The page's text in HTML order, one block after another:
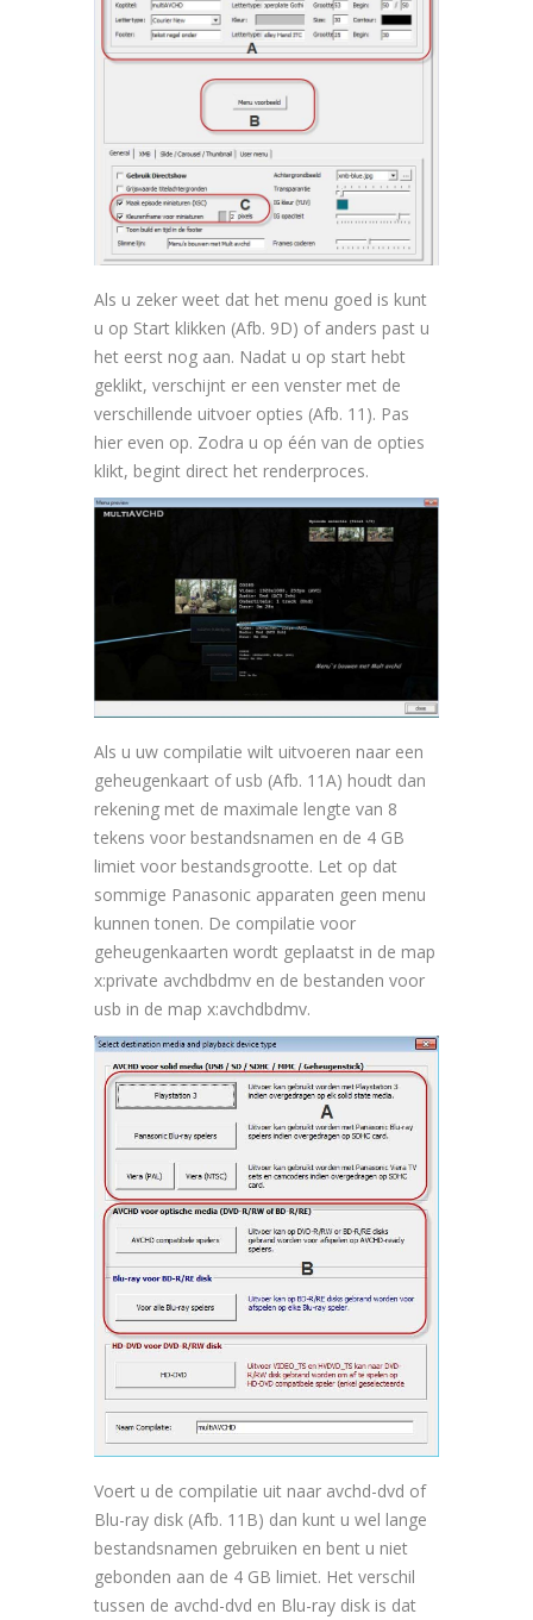
Als u zeker weet dat het menu goed is kunt
u op Start klikken (Afb. 9D) of anders past u
het eerst nog aan. Nadat u op start hebt
geklikt, verschijnt er een venster met de
verschillende uitvoer opties (Afb. 11). Pas
hier even op. Zodra u op één van de opties
klikt, begint direct het renderproces.
Als u uw compilatie wilt uitvoeren naar een
geheugenkaart of usb (Afb. 11A) houdt dan
rekening met de maximale lengte van 8
tekens voor bestandsnamen en de 4 GB
limiet voor bestandsgrootte. Let op dat
sommige Panasonic apparaten geen menu
kunnen tonen. De compilatie voor
geheugenkaarten wordt geplaatst in de map
x:private avchdbdmv en de bestanden voor
usb in de map x:avchdbdmv.
Voert u de compilatie uit naar avchd-dvd of
Blu-ray disk (Afb. 11B) dan kunt u wel lange
bestandsnamen gebruiken en bent u niet
gebonden aan de 4 GB limiet. Het verschil
tussen de avchd-dvd en Blu-ray disk is dat